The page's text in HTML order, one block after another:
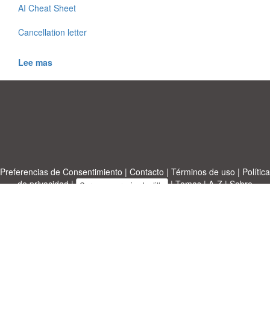
AI Cheat Sheet
Cancellation letter
Lee mas
Preferencias de Consentimiento | Contacto | Términos de uso | Política
de privacidad| Cargue su propia plantilla |Temas|A-Z|Sobre